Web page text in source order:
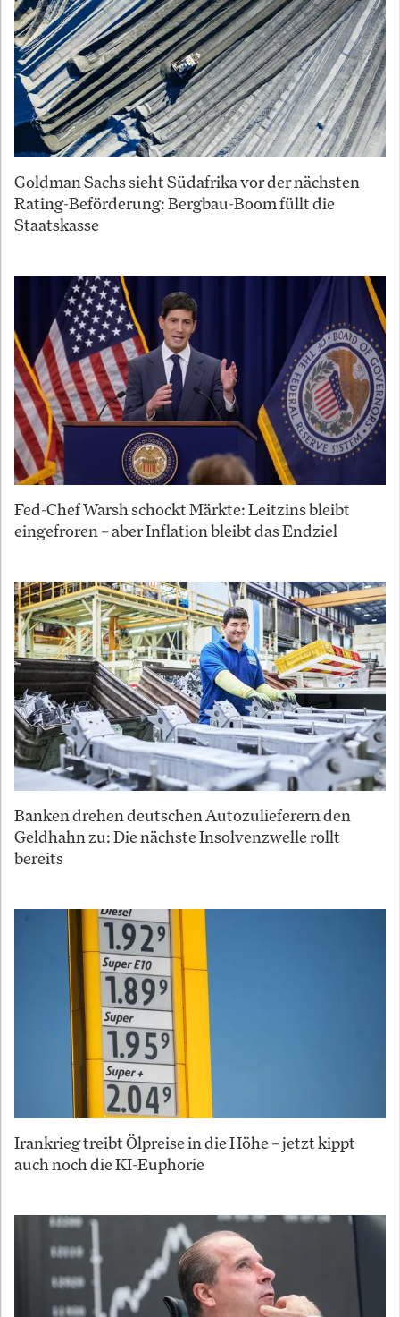
Goldman Sachs sieht Südafrika vor der nächsten
Rating-Beförderung: Bergbau-Boom füllt die
Staatskasse
Fed-Chef Warsh schockt Märkte: Leitzins bleibt
eingefroren – aber Inflation bleibt das Endziel
Banken drehen deutschen Autozulieferern den
Geldhahn zu: Die nächste Insolvenzwelle rollt
bereits
Irankrieg treibt Ölpreise in die Höhe – jetzt kippt
auch noch die KI-Euphorie